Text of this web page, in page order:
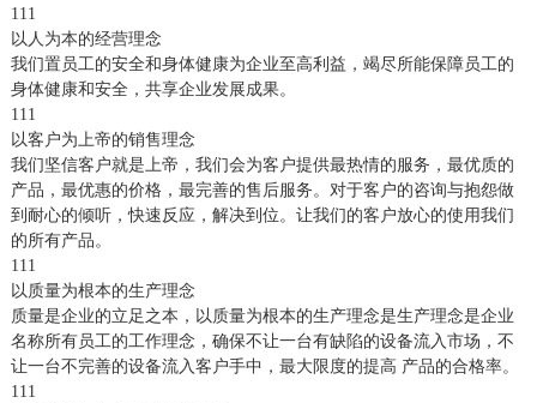
111
以人为本的经营理念
我们置员工的安全和身体健康为企业至高利益，竭尽所能保障员工的
身体健康和安全，共享企业发展成果。
111
以客户为上帝的销售理念
我们坚信客户就是上帝，我们会为客户提供最热情的服务，最优质的
产品，最优惠的价格，最完善的售后服务。对于客户的咨询与抱怨做
到耐心的倾听，快速反应，解决到位。让我们的客户放心的使用我们
的所有产品。
111
以质量为根本的生产理念
质量是企业的立足之本，以质量为根本的生产理念是生产理念是企业
名称所有员工的工作理念，确保不让一台有缺陷的设备流入市场，不
让一台不完善的设备流入客户手中，最大限度的提高 产品的合格率。
111